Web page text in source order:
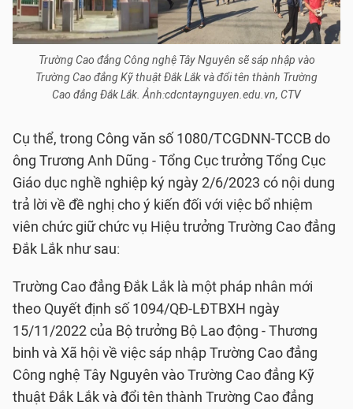
Trường Cao đẳng Công nghệ Tây Nguyên sẽ sáp nhập vào
Trường Cao đẳng Kỹ thuật Đắk Lắk và đổi tên thành Trường
Cao đẳng Đắk Lắk. Ảnh:cdcntaynguyen.edu.vn, CTV
Cụ thể, trong Công văn số 1080/TCGDNN-TCCB do
ông Trương Anh Dũng - Tổng Cục trưởng Tổng Cục
Giáo dục nghề nghiệp ký ngày 2/6/2023 có nội dung
trả lời về đề nghị cho ý kiến đối với việc bổ nhiệm
viên chức giữ chức vụ Hiệu trưởng Trường Cao đẳng
Đắk Lắk như sau:
Trường Cao đẳng Đắk Lắk là một pháp nhân mới
theo Quyết định số 1094/QĐ-LĐTBXH ngày
15/11/2022 của Bộ trưởng Bộ Lao động - Thương
binh và Xã hội về việc sáp nhập Trường Cao đẳng
Công nghệ Tây Nguyên vào Trường Cao đẳng Kỹ
thuật Đắk Lắk và đổi tên thành Trường Cao đẳng